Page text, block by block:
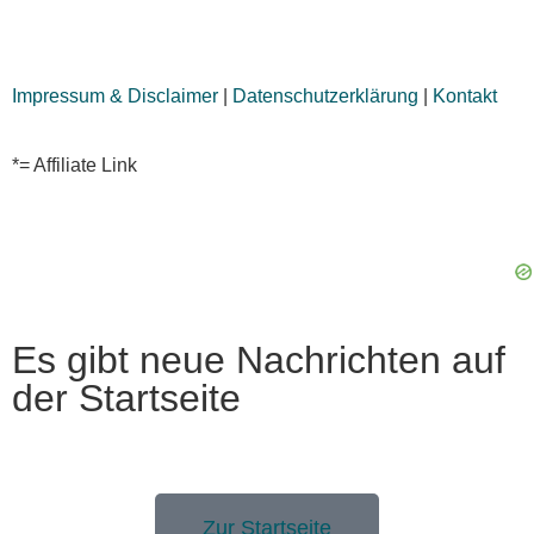
Impressum & Disclaimer Datenschutzerklärung Kontakt
*= Affiliate Link
Es gibt neue Nachrichten auf
der Startseite
Zur Startseite